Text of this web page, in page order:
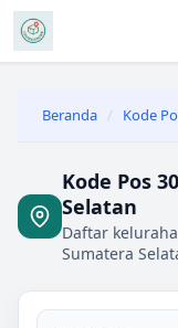
Beranda / Kode
Kode Pos
Selatan
Daftar
Sumatera